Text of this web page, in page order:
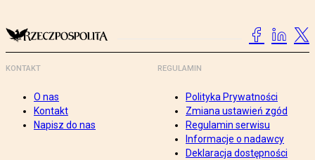
KONTAKT
O nas
Kontakt
Napisz do nas
REGULAMIN
Polityka Prywatności
Zmiana ustawień zgód
Regulamin serwisu
Informacje o nadawcy
Deklaracja dostępności